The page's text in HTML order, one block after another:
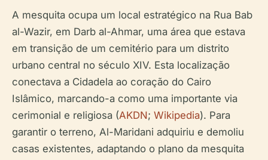
A mesquita ocupa um local estratégico na Rua Bab
al-Wazir, em Darb al-Ahmar, uma área que estava
em transição de um cemitério para um distrito
urbano central no século XIV. Esta localização
conectava a Cidadela ao coração do Cairo
Islâmico, marcando-a como uma importante via
cerimonial e religiosa (AKDN; Wikipedia). Para
garantir o terreno, Al-Maridani adquiriu e demoliu
casas existentes, adaptando o plano da mesquita